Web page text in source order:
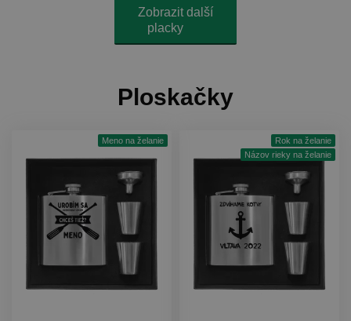
Zobrazit další
placky
Ploskačky
Meno na želanie
Rok na želanie
Názov rieky na želanie